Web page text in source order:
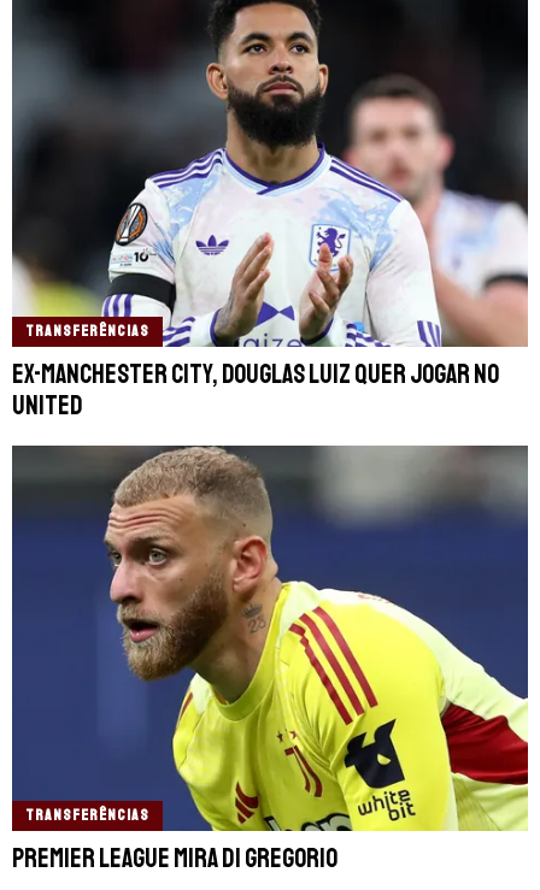
TRANSFERÊNCIAS
Ex-Manchester City, Douglas Luiz quer jogar no
United
TRANSFERÊNCIAS
Premier League mira Di Gregorio